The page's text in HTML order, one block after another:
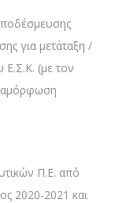
για μετάταξη /
Ε.Σ.Κ. (με τον
Π.Ε. από
2020-2021 και